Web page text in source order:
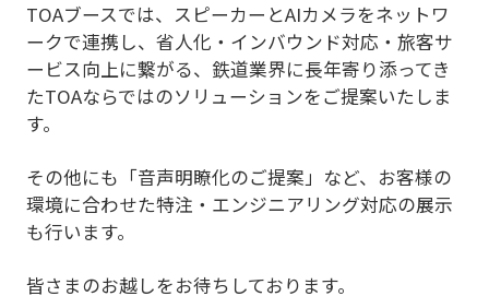
TOAブースでは、スピーカーとAIカメラをネットワ
ークで連携し、省人化・インバウンド対応・旅客サ
ービス向上に繋がる、鉄道業界に長年寄り添ってき
たTOAならではのソリューションをご提案いたしま
す。
その他にも「音声明瞭化のご提案」など、お客様の
環境に合わせた特注・エンジニアリング対応の展示
も行います。
皆さまのお越しをお待ちしております。